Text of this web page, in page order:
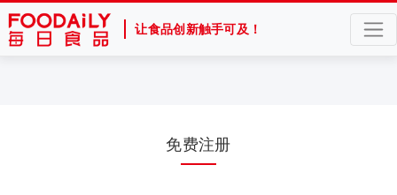
让食品创新触手可及！
免费注册